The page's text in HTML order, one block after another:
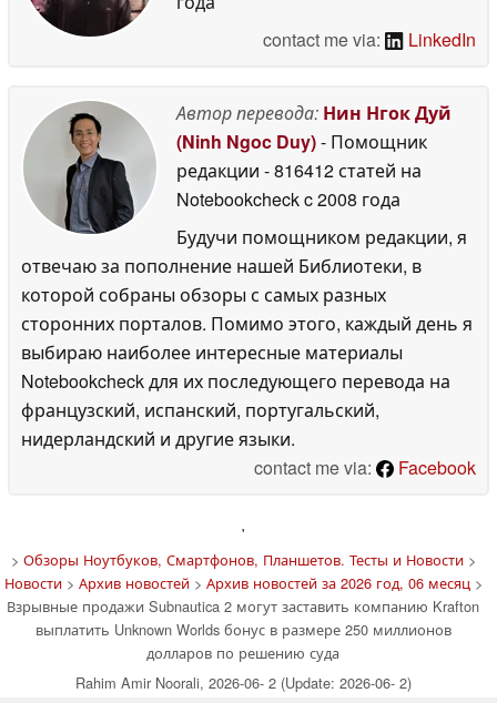
contact me via:
LinkedIn
Автор перевода: Нин Нгок Дуй
(Ninh Ngoc Duy)- Помощник
редакции - 816412 статей на
Notebookcheckc 2008 года
Будучи помощником редакции, я
отвечаю за пополнение нашей Библиотеки, в
которой собраны обзоры с самых разных
сторонних порталов. Помимо этого, каждый день я
выбираю наиболее интересные материалы
Notebookcheck для их последующего перевода на
французский, испанский, португальский,
нидерландский и другие языки.
contact me via:
Facebook
'
> Обзоры Ноутбуков, Смартфонов, Планшетов. Тесты и Новости>
Новости> Архив новостей> Архив новостей за 2026 год, 06 месяц >
Взрывные продажи Subnautica 2 могут заставить компанию Krafton
выплатить Unknown Worlds бонус в размере 250 миллионов
долларов по решению суда
Rahim Amir Noorali, 2026-06- 2 (Update: 2026-06- 2)